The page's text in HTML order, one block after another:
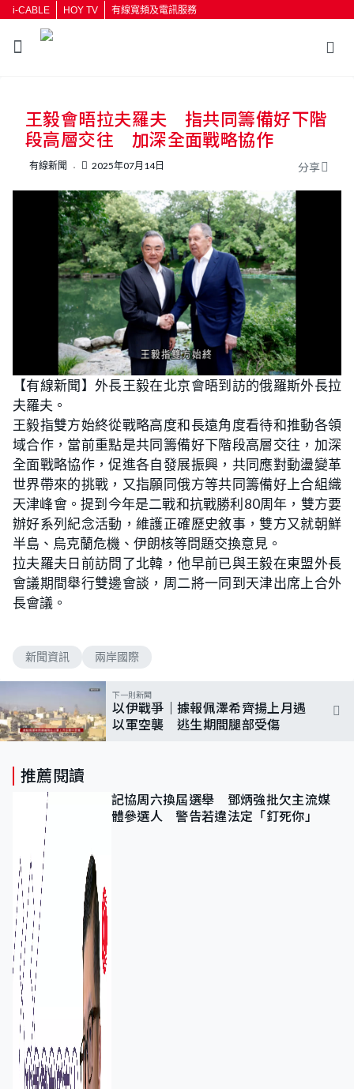
i-CABLE HOY TV 有線寬頻及電訊服務
按輸入鍵開始搜尋
王毅會晤拉夫羅夫 指共同籌備好下階
段高層交往 加深全面戰略協作
有線新聞 2025年07月14日 分享
【有線新聞】外長王毅在北京會晤到訪的俄羅斯外長拉
夫羅夫。
王毅指雙方始終從戰略高度和長遠角度看待和推動各領
域合作，當前重點是共同籌備好下階段高層交往，加深
全面戰略協作，促進各自發展振興，共同應對動盪變革
世界帶來的挑戰，又指願同俄方等共同籌備好上合組織
天津峰會。提到今年是二戰和抗戰勝利80周年，雙方要
辦好系列紀念活動，維護正確歷史敘事，雙方又就朝鮮
半島、烏克蘭危機、伊朗核等問題交換意見。
拉夫羅夫日前訪問了北韓，他早前已與王毅在東盟外長
會議期間舉行雙邊會談，周二將一同到天津出席上合外
長會議。
新聞資訊 兩岸國際
下一則新聞
以伊戰爭｜據報佩澤希齊揚上月遇
以軍空襲 逃生期間腿部受傷
推薦閱讀
記協周六換屆選舉 鄧炳強批欠主流媒
體參選人 警告若違法定「釘死你」